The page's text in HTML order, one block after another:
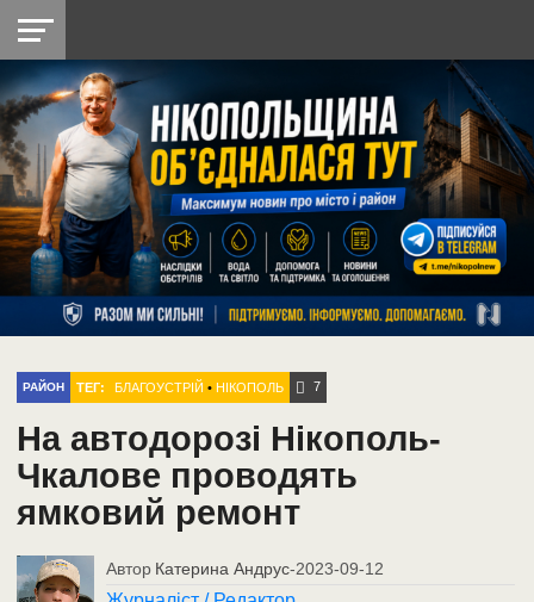
НІКОПОЛЬ
РАЙОН
СІЧЕСЛАВСЬКА
УКРАЇНА
РЕТРО
НІКОПОЛЬ
ЛАЙТ
УКРАЇНА
ДОПОМОГА
РАДІО
РАЙОН ТЕГ: БЛАГОУСТРІЙ •НІКОПОЛЬ 7
На автодорозі Нікополь-
Чкалове проводять
ямковий ремонт
Автор Катерина Андрус-2023-09-12